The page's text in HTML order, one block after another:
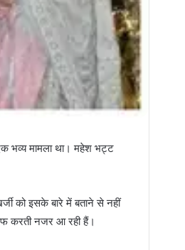
भव्य मामला था। महेश भट्ट
को इसके बारे में बताने से नहीं
करती नजर आ रही हैं।